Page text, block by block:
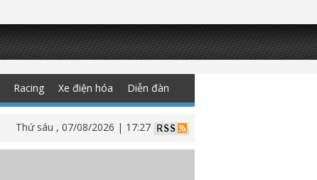
Racing Xe điện hóa Diễn đàn
Thứ sáu , 07/08/2026 | 17:27